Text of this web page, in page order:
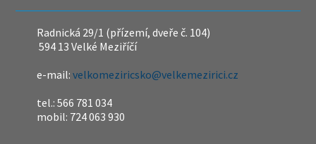
Radnická 29/1 (přízemí, dveře č. 104)
594 13 Velké Meziříčí
e-mail:velkomeziricsko@velkemezirici.cz
tel.: 566 781 034
mobil: 724 063 930